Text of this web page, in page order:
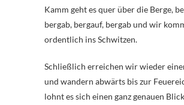
Kamm geht es quer über die Berge,
bergab, bergauf, bergab und wir
ordentlich ins Schwitzen.
Schließlich erreichen wir wieder
und wandern abwärts bis zur
lohnt es sich einen ganz genauen